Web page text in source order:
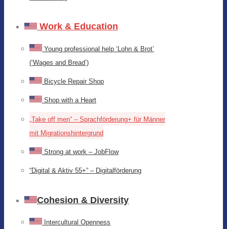
Work & Education
Young professional help ‘Lohn & Brot’
(‘Wages and Bread’)
Bicycle Repair Shop
Shop with a Heart
„Take off men“ – Sprachförderung+ für Männer
mit Migrationshintergrund
Strong at work – JobFlow
“Digital & Aktiv 55+” – Digitalförderung
Cohesion & Diversity
Intercultural Openness